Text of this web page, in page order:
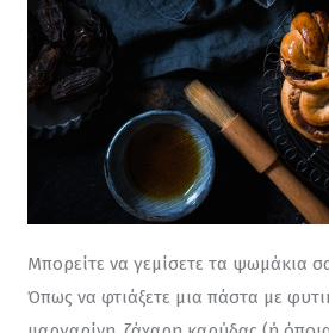
Μπορείτε να γεμίσετε τα ψωμάκια
Όπως να φτιάξετε μια πάστα με